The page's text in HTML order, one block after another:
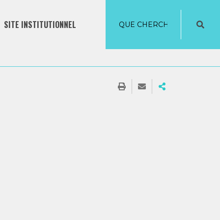
SITE INSTITUTIONNEL